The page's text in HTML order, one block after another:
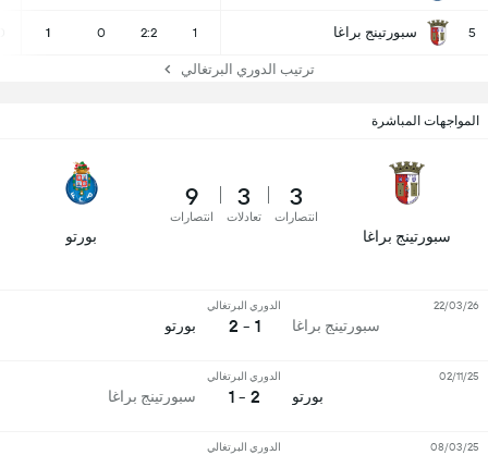
5 سبورتينج براغا 1
2:2
0
1
ترتيب الدوري البرتغالي
المواجهات المباشرة
سبورتينج براغا
3
انتصارات
3
تعادلات
9
انتصارات
بورتو
سبورتينج براغا
الدوري البرتغالي
1 - 2 بورتو
22/03/26
بورتو
الدوري البرتغالي
2 - 1 سبورتينج براغا
02/11/25
الدوري البرتغالي 08/03/25